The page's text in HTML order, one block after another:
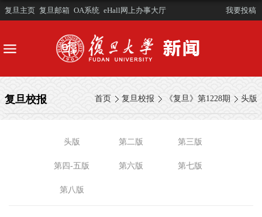
复旦主页 复旦邮箱 OA系统 eHall网上办事大厅 我要投稿
首页 复旦校报 《复旦》第1228期 头版
复旦校报
头版 第二版 第三版
第四-五版 第六版 第七版
第八版